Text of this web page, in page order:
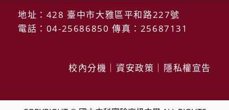
地址：428 臺中市大雅區平和路227號
電話：04-25686850 傳真：25687131
校內分機 資安政策 隱私權宣告